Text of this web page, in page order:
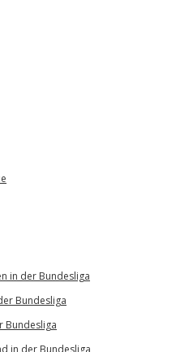
in der Bundesliga
Bundesliga
Bundesliga
in der Bundesliga